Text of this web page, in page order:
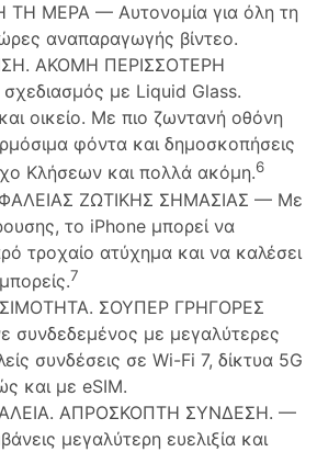
ΜΕΡΑ — Αυτονομία για όλη τη
αναπαραγωγής βίντεο.
ΑΚΟΜΗ ΠΕΡΙΣΣΟΤΕΡΗ
με Liquid Glass.
οικείο. Με πιο ζωντανή οθόνη
φόντα και δημοσκοπήσεις
Κλήσεων και πολλά ακόμη.6
ΖΩΤΙΚΗΣ ΣΗΜΑΣΙΑΣ — Με
το iPhone μπορεί να
τροχαίο ατύχημα και να καλέσει
7
ΣΟΥΠΕΡ ΓΡΗΓΟΡΕΣ
με μεγαλύτερες
συνδέσεις σε Wi-Fi 7, δίκτυα 5G
και με eSIM.
ΑΠΡΟΣΚΟΠΤΗ ΣΥΝΔΕΣΗ. —
μεγαλύτερη ευελιξία και